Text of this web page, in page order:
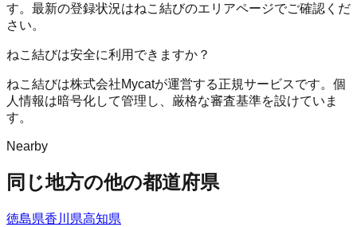
す。最新の登録状況はねこ結びのエリアページでご確認くだ
さい。
ねこ結びは安全に利用できますか？
ねこ結びは株式会社Mycatが運営する正規サービスです。個
人情報は暗号化して管理し、厳格な審査基準を設けていま
す。
Nearby
同じ地方の他の都道府県
徳島県香川県高知県